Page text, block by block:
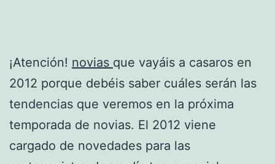
¡Atención! novias que vayáis a casaros en
2012 porque debéis saber cuáles serán las
tendencias que veremos en la próxima
temporada de novias. El 2012 viene
cargado de novedades para las